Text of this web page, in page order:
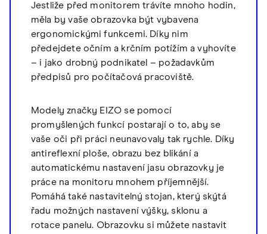
Jestliže před monitorem trávíte mnoho hodin,
měla by vaše obrazovka být vybavena
ergonomickými funkcemi. Díky nim
předejdete očním a krčním potížím a vyhovíte
– i jako drobný podnikatel – požadavkům
předpisů pro počítačová pracoviště.
Modely značky EIZO se pomocí
promyšlených funkcí postarají o to, aby se
vaše oči při práci neunavovaly tak rychle. Díky
antireflexní ploše, obrazu bez blikání a
automatickému nastavení jasu obrazovky je
práce na monitoru mnohem příjemnější.
Pomáhá také nastavitelný stojan, který skýtá
řadu možných nastavení výšky, sklonu a
rotace panelu. Obrazovku si můžete nastavit